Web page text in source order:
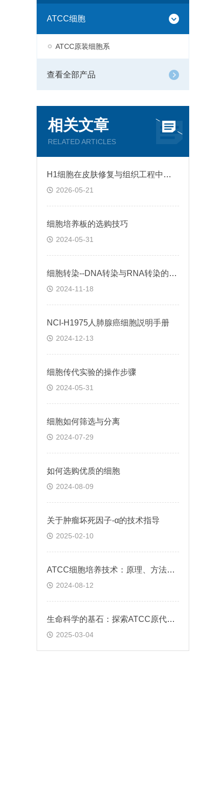
ATCC细胞
ATCC原装细胞系
查看全部产品
相关文章
RELATED ARTICLES
H1细胞在皮肤修复与组织工程中的应用前景
2026-05-21
细胞培养板的选购技巧
2024-05-31
细胞转染--DNA转染与RNA转染的区别
2024-11-18
NCI-H1975人肺腺癌细胞説明手册
2024-12-13
细胞传代实验的操作步骤
2024-05-31
细胞如何筛选与分离
2024-07-29
如何选购优质的细胞
2024-08-09
关于​肿瘤坏死因子-α的技术指导
2025-02-10
ATCC细胞培养技术：原理、方法与应用实践
2024-08-12
生命科学的基石：探索ATCC原代细胞的魅力
2025-03-04